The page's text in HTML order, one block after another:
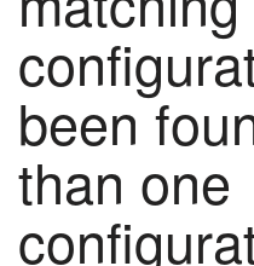
been
than one